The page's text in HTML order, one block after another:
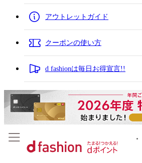
アウトレットガイド
クーポンの使い方
d fashionは毎日お得宣言!!